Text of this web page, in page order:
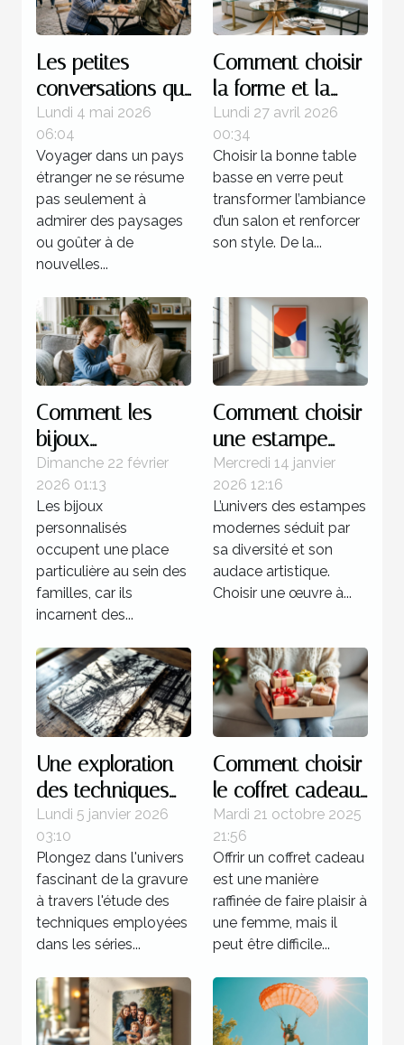
Les petites
conversations qui
transforment
l’expérience d’un
pays
Lundi 4 mai 2026
06:04
Voyager dans un pays
étranger ne se résume
pas seulement à
admirer des paysages
ou goûter à de
nouvelles...
Comment choisir
la forme et la
couleur de votre
table basse en
verre ?
Lundi 27 avril 2026
00:34
Choisir la bonne table
basse en verre peut
transformer l’ambiance
d’un salon et renforcer
son style. De la...
Comment les
bijoux
personnalisés
renforcent les
liens familiaux ?
Dimanche 22 février
2026 01:13
Les bijoux
personnalisés
occupent une place
particulière au sein des
familles, car ils
incarnent des...
Comment choisir
une estampe
moderne pour
votre collection ?
Mercredi 14 janvier
2026 12:16
L’univers des estampes
modernes séduit par
sa diversité et son
audace artistique.
Choisir une œuvre à...
Une exploration
des techniques
de gravure
utilisées dans les
séries célèbres de
Picasso
Lundi 5 janvier 2026
03:10
Plongez dans l'univers
fascinant de la gravure
à travers l'étude des
techniques employées
dans les séries...
Comment choisir
le coffret cadeau
idéal pour
chaque type de
femme ?
Mardi 21 octobre 2025
21:56
Offrir un coffret cadeau
est une manière
raffinée de faire plaisir à
une femme, mais il
peut être difficile...